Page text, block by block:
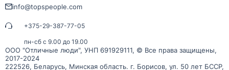
ООО "Отличные люди", УНП 691929111, © Все права защищены,
2017-2024
222526, Беларусь, Минская область. г. Борисов, ул. 50 лет БССР,
info@topspeople.com
+375-29-387-77-05
пн-сб с 9.00 до 19.00